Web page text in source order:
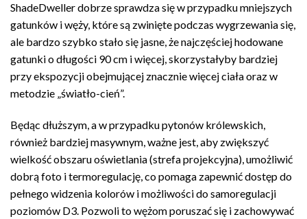
ShadeDweller dobrze sprawdza się w przypadku mniejszych
gatunków i węży, które są zwinięte podczas wygrzewania się,
ale bardzo szybko stało się jasne, że najczęściej hodowane
gatunki o długości 90 cm i więcej, skorzystałyby bardziej
przy ekspozycji obejmującej znacznie więcej ciała oraz w
metodzie „światło-cień”.
Będąc dłuższym, a w przypadku pytonów królewskich,
również bardziej masywnym, ważne jest, aby zwiększyć
wielkość obszaru oświetlania (strefa projekcyjna), umożliwić
dobrą foto i termoregulację, co pomaga zapewnić dostęp do
pełnego widzenia kolorów i możliwości do samoregulacji
poziomów D3. Pozwoli to wężom poruszać się i zachowywać